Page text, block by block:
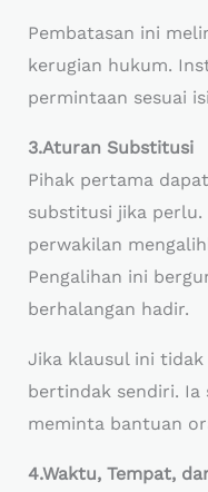
Pembatasan ini
kerugian hukum.
permintaan sesuai
3.Aturan Substitusi
Pihak pertama
substitusi jika perlu.
perwakilan
Pengalihan ini
berhalangan hadir.
Jika klausul ini
bertindak sendiri. Ia
meminta bantuan
4.Waktu, Tempat,